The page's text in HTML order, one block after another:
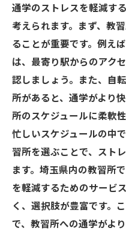
通学のストレスを軽減す
考えられます。まず、教
ることが重要です。例え
は、最寄り駅からのアク
認しましょう。また、自
所があると、通学がより
所のスケジュールに柔軟
忙しいスケジュールの中
習所を選ぶことで、スト
ます。埼玉県内の教習所
を軽減するためのサービ
く、選択肢が豊富です。
で、教習所への通学がよ